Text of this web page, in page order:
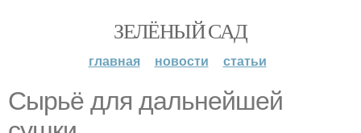
ЗЕЛЁНЫЙ САД
главная новости статьи
Сырьё для дальнейшей